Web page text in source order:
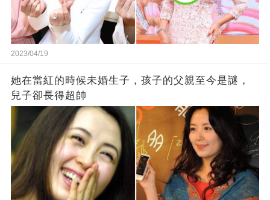
2023/04/19
她在當紅的時候未婚生子，孩子的父親至今是謎，
兒子卻長得超帥